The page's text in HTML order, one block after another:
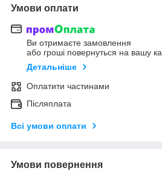
Умови оплати
Ви отримаєте замовлення
або гроші повернуться на вашу
Детальніше
Оплатити частинами
Післяплата
Всі умови оплати
Умови повернення